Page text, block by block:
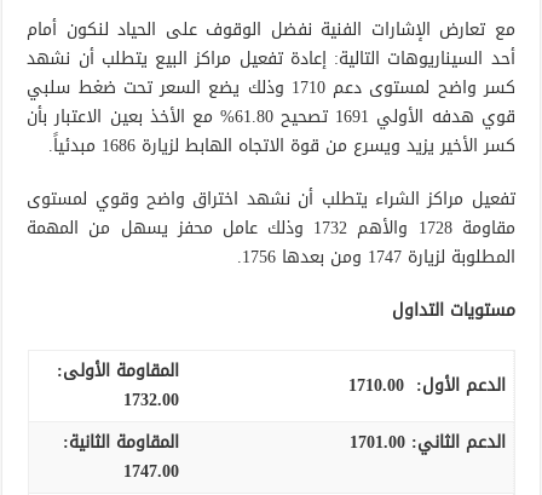
مع تعارض الإشارات الفنية نفضل الوقوف على الحياد لنكون أمام
أحد السيناريوهات التالية: إعادة تفعيل مراكز البيع يتطلب أن نشهد
كسر واضح لمستوى دعم 1710 وذلك يضع السعر تحت ضغط سلبي
قوي هدفه الأولي 1691 تصحيح 61.80% مع الأخذ بعين الاعتبار بأن
كسر الأخير يزيد ويسرع من قوة الاتجاه الهابط لزيارة 1686 مبدئياً.
تفعيل مراكز الشراء يتطلب أن نشهد اختراق واضح وقوي لمستوى
مقاومة 1728 والأهم 1732 وذلك عامل محفز يسهل من المهمة
المطلوبة لزيارة 1747 ومن بعدها 1756.
مستويات التداول
الدعم الأول: 1710.00
المقاومة الأولى:
1732.00
الدعم الثاني:
المقاومة الثانية:
1747.00